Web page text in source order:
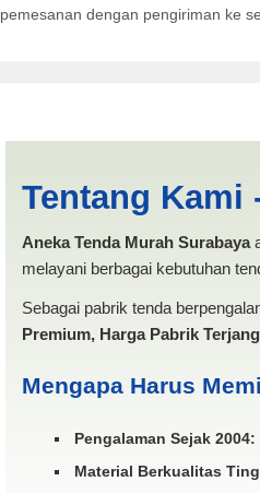
pemesanan dengan pengiriman ke
Tentang Kami
Aneka Tenda Murah Surabaya
melayani berbagai kebutuhan
Sebagai pabrik tenda
Premium, Harga Pabrik
Mengapa Harus
Pengalaman Sejak 2004:
Material Berkualitas